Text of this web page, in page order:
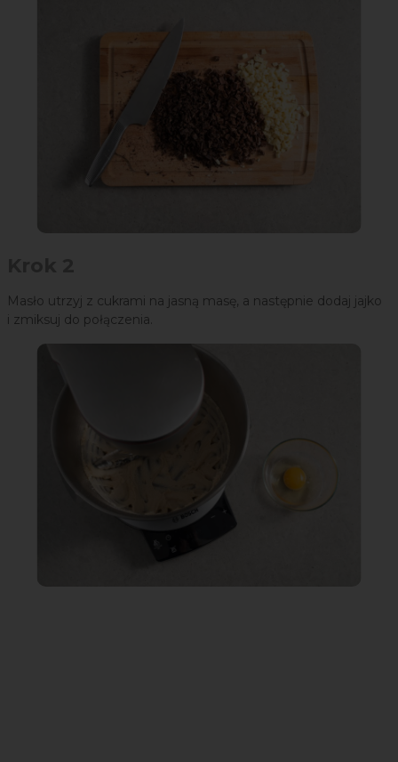
Masło utrzyj z cukrami na jasną masę, a następnie dodaj jajko
i zmiksuj do połączenia.